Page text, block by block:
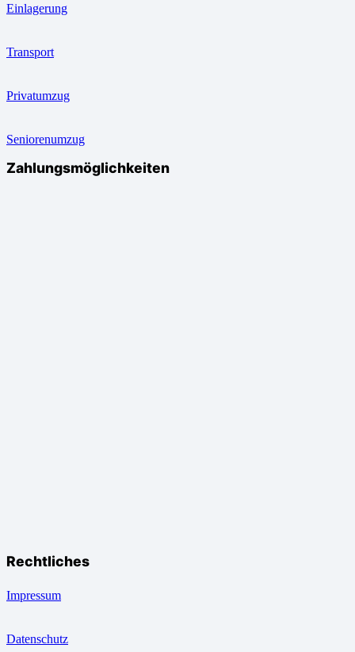
Einlagerung
Transport
Privatumzug
Seniorenumzug
Zahlungsmöglichkeiten
Rechtliches
Impressum
Datenschutz